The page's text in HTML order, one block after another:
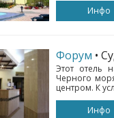
Инфо
Форум •
Этот отель
Черного
центром. К
Инфо